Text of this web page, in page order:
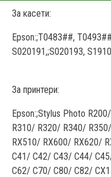
За касети:
Epson:;T0483##,
S020191,;S020193,
За принтери:
Epson:;Stylus Photo
R310/ R320/ R340/
RX510/ RX600/ RX620/
C41/ C42/ C43/ C44/
C62/ C70/ C80/ C82/